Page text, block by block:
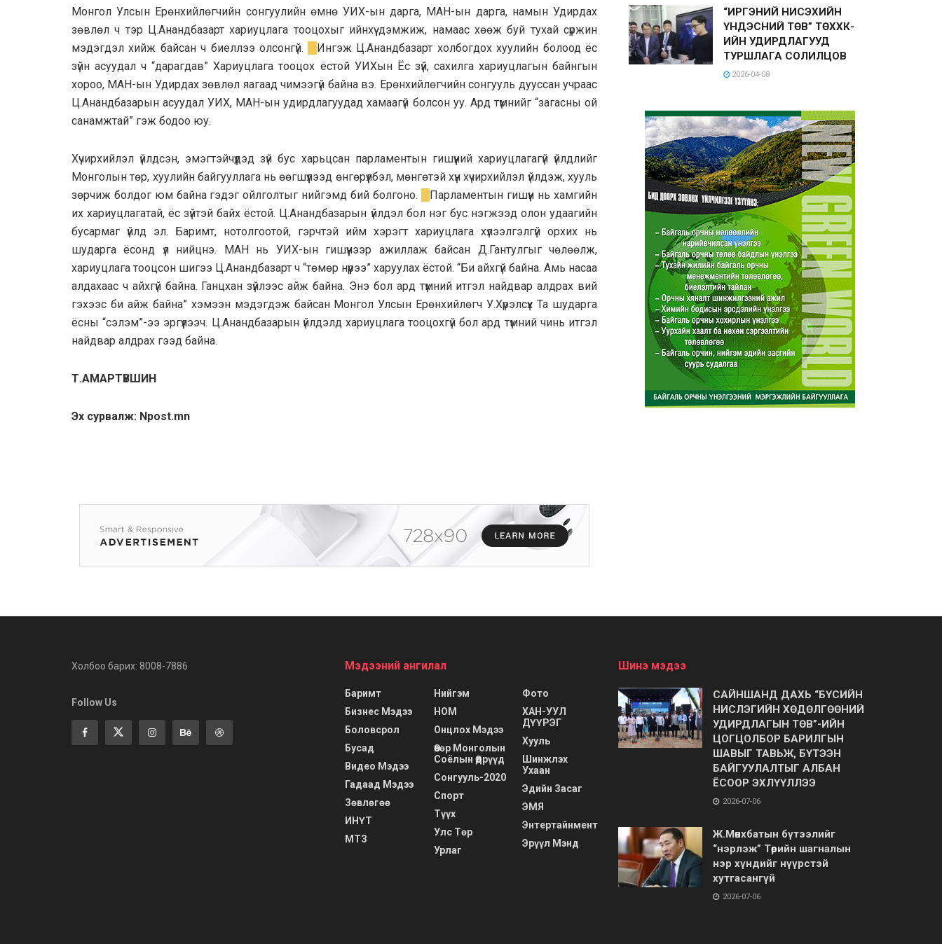
Монгол Улсын Ерөнхийлөгчийн сонгуулийн өмнө УИХ-ын дарга, МАН-ын дарга, намын Удирдах
зөвлөл ч тэр Ц.Анандбазарт хариуцлага тооцохыг ийнхүү дэмжиж, намаас хөөж буй тухай сүржин
мэдэгдэл хийж байсан ч биеллээ олсонгүй.
Ингэж Ц.Анандбазарт холбогдох хуулийн болоод ёс
зүйн асуудал ч “дарагдав” Хариуцлага тооцох ёстой УИХын Ёс зүй, сахилга хариуцлагын байнгын
хороо, МАН-ын Удирдах зөвлөл яагаад чимээгүй байна вэ. Ерөнхийлөгчийн сонгууль дууссан учраас
Ц.Анандбазарын асуудал УИХ, МАН-ын удирдлагуудад хамаагүй болсон уу. Ард түмнийг “загасны ой
санамжтай” гэж бодоо юу.
Хүчирхийлэл үйлдсэн, эмэгтэйчүүдэд зүй бус харьцсан парламентын гишүүний хариуцлагагүй үйлдлийг
Монголын төр, хуулийн байгууллага нь өөгшүүлээд өнгөрүүлбэл, мөнгөтэй хүн хүчирхийлэл үйлдэж, хууль
зөрчиж болдог юм байна гэдэг ойлголтыг нийгэмд бий болгоно.
Парламентын гишүүн нь хамгийн
их хариуцлагатай, ёс зүйтэй байх ёстой. Ц.Анандбазарын үйлдэл бол нэг бус нэгжээд олон удаагийн
бусармаг үйлд эл. Баримт, нотолгоотой, гэрчтэй ийм хэрэгт хариуцлага хүлээлгэлгүй орхих нь
шударга ёсонд үл нийцнэ. МАН нь УИХ-ын гишүүнээр ажиллаж байсан Д.Гантулгыг чөлөөлж,
хариуцлага тооцсон шигээ Ц.Анандбазарт ч “төмөр нүүрээ” харуулах ёстой. “Би айхгүй байна. Амь насаа
алдахаас ч айхгүй байна. Ганцхан зүйлээс айж байна. Энэ бол ард түмний итгэл найдвар алдрах вий
гэхээс би айж байна” хэмээн мэдэгдэж байсан Монгол Улсын Ерөнхийлөгч У.Хүрэлсүх Та шударга
ёсны “сэлэм”-ээ эргүүлээч. Ц.Анандбазарын үйлдэлд хариуцлага тооцохгүй бол ард түмний чинь итгэл
найдвар алдрах гээд байна.
Т.АМАРТҮВШИН
Эх сурвалж: Npost.mn
“ИРГЭНИЙ НИСЭХИЙН
ҮНДЭСНИЙ ТӨВ” ТӨХХК-
ИЙН УДИРДЛАГУУД
ТУРШЛАГА СОЛИЛЦОВ
2026-04-08
Холбоо барих: 8008-7886
Follow Us
Мэдээний ангилал
Баримт
Бизнес Мэдээ
Боловсрол
Бусад
Видео Мэдээ
Гадаад Мэдээ
Зөвлөгөө
ИНҮТ
МТЗ
Нийгэм
НОМ
Онцлох Мэдээ
Өвөр Монголын
Соёлын Өдрүүд
Сонгууль-2020
Спорт
Түүх
Улс Төр
Урлаг
Фото
ХАН-УУЛ
ДҮҮРЭГ
Хууль
Шинжлэх
Ухаан
Эдийн Засаг
ЭМЯ
Энтертайнмент
Эрүүл Мэнд
Шинэ мэдээ
САЙНШАНД ДАХЬ “БҮСИЙН
НИСЛЭГИЙН ХӨДӨЛГӨӨНИЙ
УДИРДЛАГЫН ТӨВ”-ИЙН
ЦОГЦОЛБОР БАРИЛГЫН
ШАВЫГ ТАВЬЖ, БҮТЭЭН
БАЙГУУЛАЛТЫГ АЛБАН
ЁСООР ЭХЛҮҮЛЛЭЭ
2026-07-06
Ж.Мөнхбатын бүтээлийг
“нэрлэж” Төрийн шагналын
нэр хүндийг нүүрстэй
хутгасангүй
2026-07-06